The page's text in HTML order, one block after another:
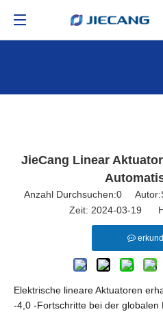
JieCang Linear
Anzahl Durchsuchen:0
Zeit: 2024-03-19
Elektrische lineare Aktuatoren
-4,0 -Fortschritte bei der